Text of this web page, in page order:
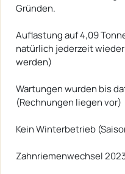
Gründen.
Auflastung auf 4,09
natürlich jederzeit
werden)
Wartungen wurden bis
(Rechnungen liegen vor)
Kein Winterbetrieb
Zahnriemenwechsel